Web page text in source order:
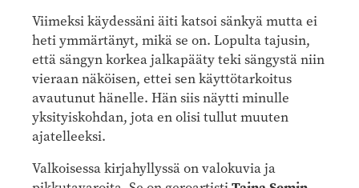
Viimeksi käydessäni äiti katsoi sänkyä mutta ei
heti ymmärtänyt, mikä se on. Lopulta tajusin,
että sängyn korkea jalkapääty teki sängystä niin
vieraan näköisen, ettei sen käyttötarkoitus
avautunut hänelle. Hän siis näytti minulle
yksityiskohdan, jota en olisi tullut muuten
ajatelleeksi.
Valkoisessa kirjahyllyssä on valokuvia ja